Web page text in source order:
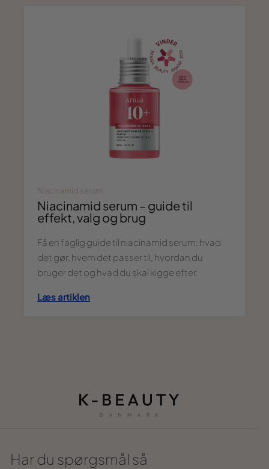
Niacinamid serum
Niacinamid serum – guide til
effekt, valg og brug
Få en faglig guide til niacinamid serum: hvad
det gør, hvem det passer til, hvordan du
bruger det og hvad du skal kigge efter.
Læs artiklen
Har du spørgsmål så